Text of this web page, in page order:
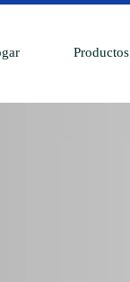
Productos